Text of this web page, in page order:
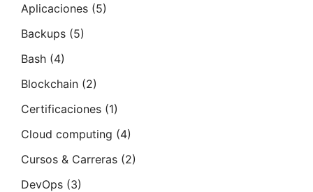
Aplicaciones (5)
Backups (5)
Bash (4)
Blockchain (2)
Certificaciones (1)
Cloud computing (4)
Cursos & Carreras (2)
DevOps (3)